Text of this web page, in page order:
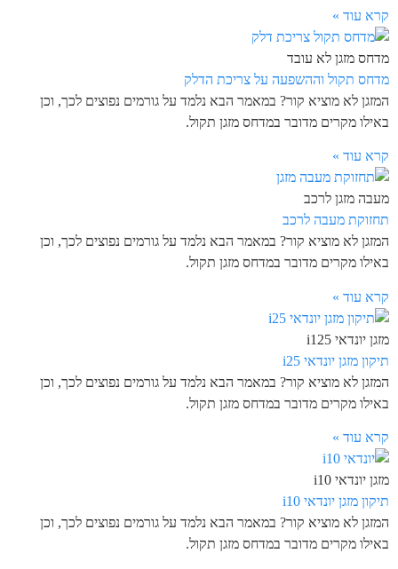
קרא עוד »
מדחס מזגן לא עובד
מדחס תקול וההשפעה על צריכת הדלק
המזגן לא מוציא קור? במאמר הבא נלמד על גורמים נפוצים לכך, וכן
באילו מקרים מדובר במדחס מזגן תקול.
קרא עוד »
מעבה מזגן לרכב
תחזוקת מעבה לרכב
המזגן לא מוציא קור? במאמר הבא נלמד על גורמים נפוצים לכך, וכן
באילו מקרים מדובר במדחס מזגן תקול.
קרא עוד »
מזגן יונדאי i125
תיקון מזגן יונדאי i25
המזגן לא מוציא קור? במאמר הבא נלמד על גורמים נפוצים לכך, וכן
באילו מקרים מדובר במדחס מזגן תקול.
קרא עוד »
מזגן יונדאי i10
תיקון מזגן יונדאי i10
המזגן לא מוציא קור? במאמר הבא נלמד על גורמים נפוצים לכך, וכן
באילו מקרים מדובר במדחס מזגן תקול.